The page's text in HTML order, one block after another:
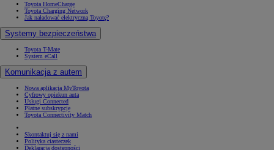
Toyota HomeCharge
Toyota Charging Network
Jak naładować elektryczną Toyotę?
Systemy bezpieczeństwa
Toyota T-Mate
System eCall
Komunikacja z autem
Nowa aplikacja MyToyota
Cyfrowy opiekun auta
Usługi Connected
Płatne subskrypcje
Toyota Connectivity Match
Skontaktuj się z nami
Polityka ciasteczek
Deklaracja dostępności